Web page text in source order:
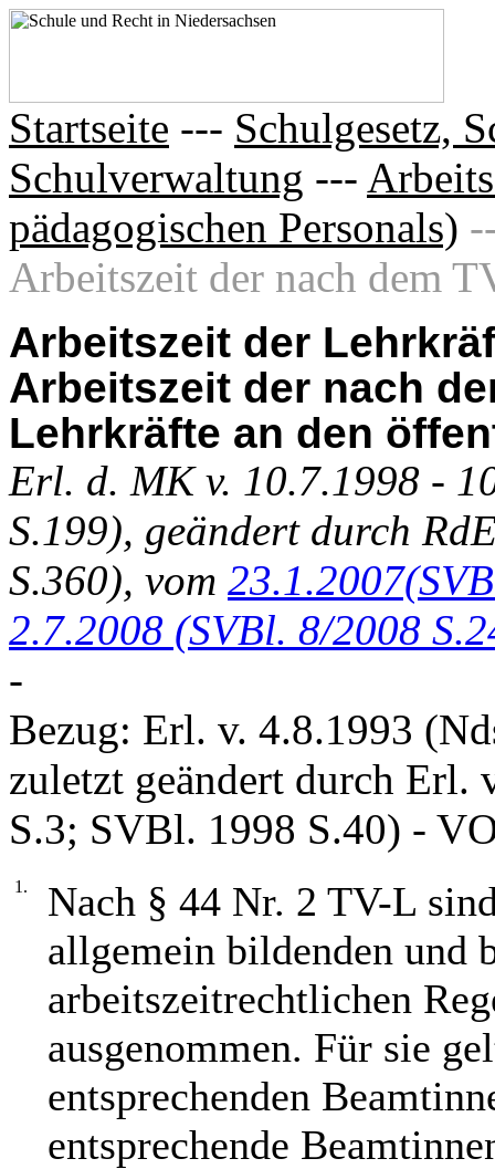
Startseite --- Schulgesetz,
Schulverwaltung ---
pädagogischen Personals)
Arbeitszeit der nach dem
Arbeitszeit der
Arbeitszeit der nach
Lehrkräfte an den
Erl. d. MK v. 10.7.1998 -
S.199), geändert durch
S.360), vom
2.7.2008 (SVBl. 8/2008
-
Bezug: Erl. v. 4.8.1993
zuletzt geändert durch
S.3; SVBl. 1998 S.40) -
1.
Nach § 44 Nr. 2 TV-L
allgemein bildenden und
arbeitszeitrechtlichen
ausgenommen. Für sie
entsprechenden
entsprechende